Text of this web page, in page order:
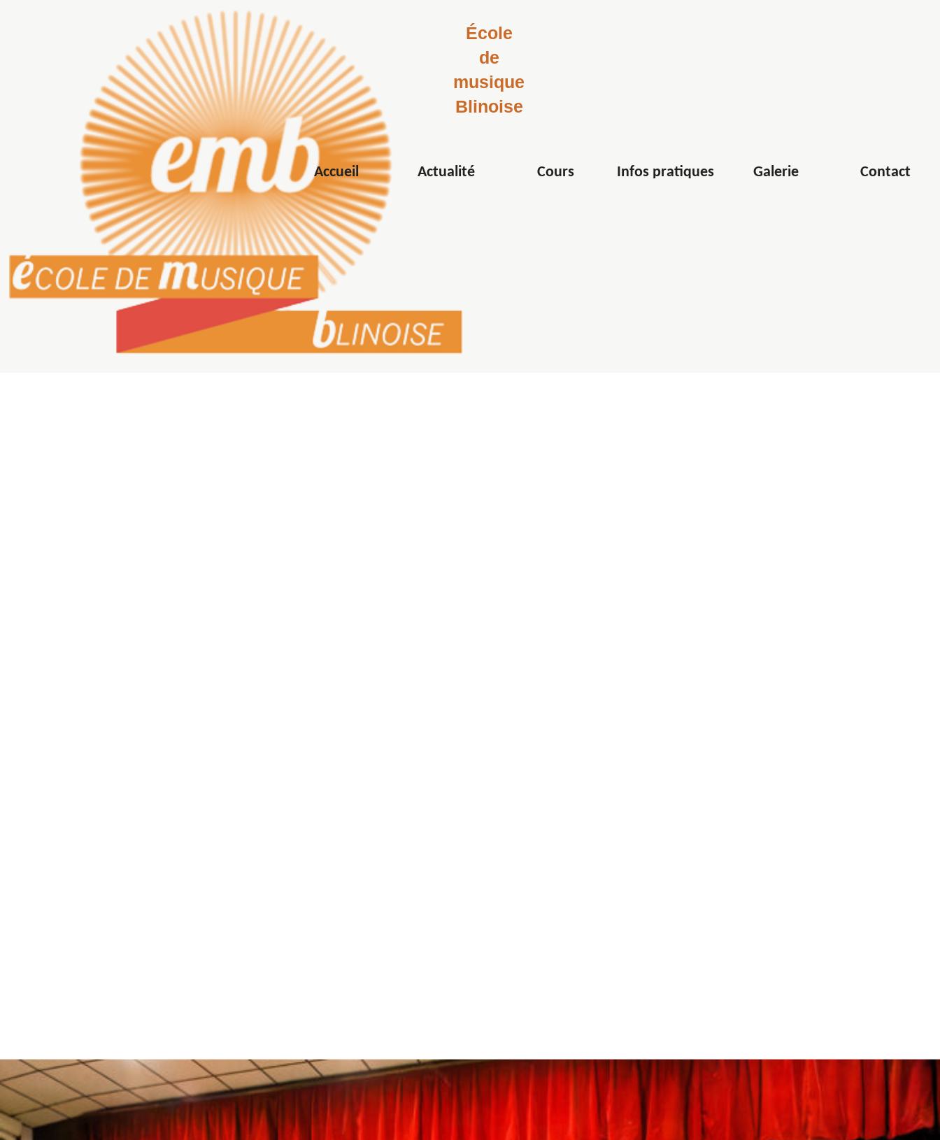
École
de
musique
Blinoise
Accueil Actualité Cours Infos pratiques Galerie Contact